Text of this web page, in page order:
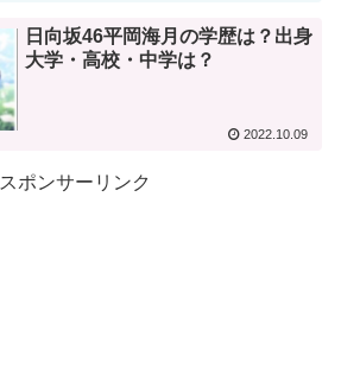
日向坂46平岡海月の学歴は？出身
大学・高校・中学は？
2022.10.09
スポンサーリンク